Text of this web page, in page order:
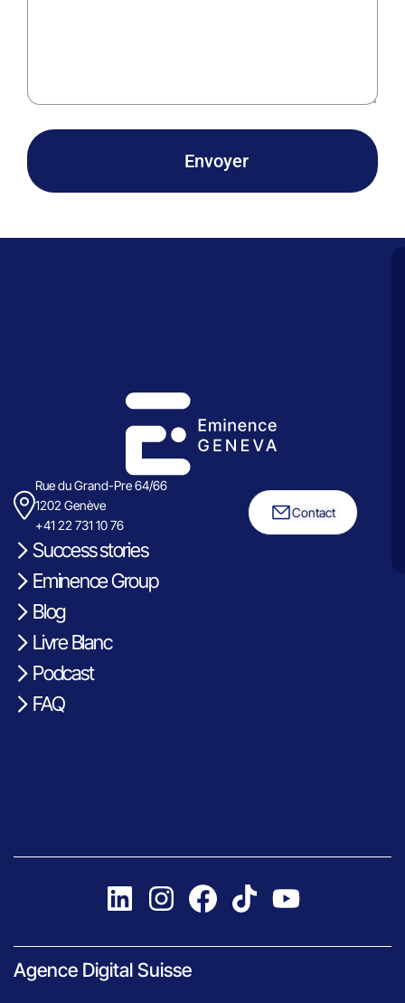
Envoyer
Rue du Grand-Pre 64/66
1202 Genève
+41 22 731 10 76
Contact
Success stories
Eminence Group
Blog
Livre Blanc
Podcast
FAQ
Agence Digital Suisse